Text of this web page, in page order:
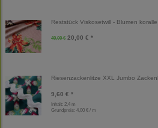
Reststück Viskosetwill - Blumen
40,00 € 20,00 € *
Riesenzackenlitze XXL Jumbo
9,60 € *
Inhalt: 2,4 m
Grundpreis: 4,00 € / m